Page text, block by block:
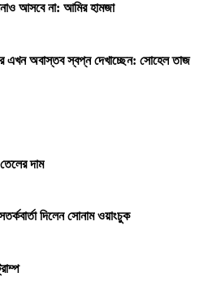
আসবে না: আমির হামজা
এখন অবাস্তব স্বপ্ন দেখাচ্ছেন: সোহেল তাজ
দাম
দিলেন সোনাম ওয়াংচুক